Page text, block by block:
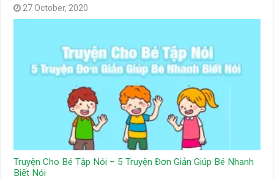
27 October, 2020
Truyện Cho Bé Tập Nói – 5 Truyện Đơn Giản Giúp Bé Nhanh
Biết Nói